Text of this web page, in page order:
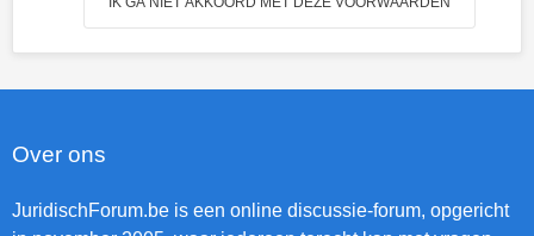
Over ons
JuridischForum.be is een online discussie-forum, opgericht